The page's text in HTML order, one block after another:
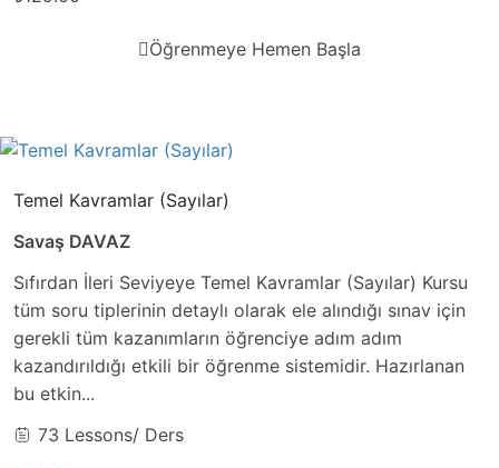
Öğrenmeye Hemen Başla
Temel Kavramlar (Sayılar)
Savaş DAVAZ
Sıfırdan İleri Seviyeye Temel Kavramlar (Sayılar) Kursu
tüm soru tiplerinin detaylı olarak ele alındığı sınav için
gerekli tüm kazanımların öğrenciye adım adım
kazandırıldığı etkili bir öğrenme sistemidir. Hazırlanan
bu etkin...
73 Lessons/ Ders